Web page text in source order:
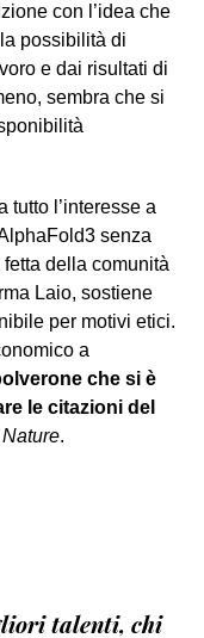
con l’idea che
possibilità di
e dai risultati di
sembra che si
tutto l’interesse a
senza
della comunità
Laio, sostiene
per motivi etici.
a
che si è
le citazioni del
Nature.
talenti, chi